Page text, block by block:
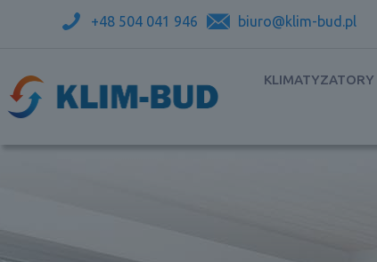
+48 504 041 946 biuro@klim-bud.pl
KLIMATYZATORY